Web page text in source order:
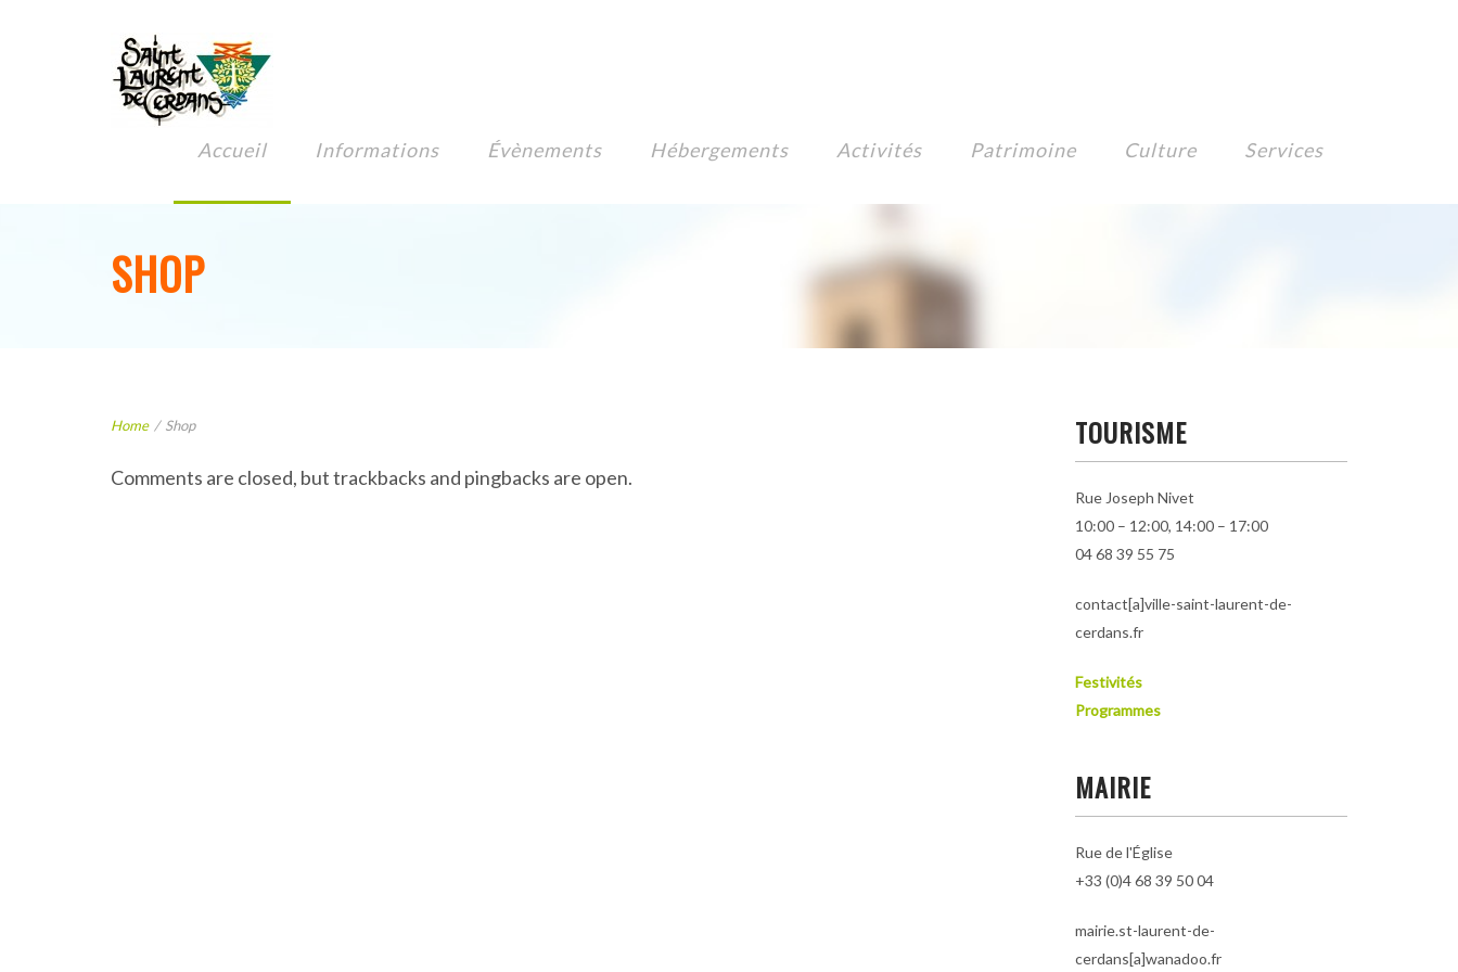
Accueil Informations Évènements Hébergements Activités Patrimoine Culture Services
SHOP
Home / Shop
Comments are closed, but trackbacks and pingbacks are open.
TOURISME
Rue Joseph Nivet
10:00 – 12:00, 14:00 – 17:00
04 68 39 55 75
contact[a]ville-saint-laurent-de-
cerdans.fr
Festivités
Programmes
MAIRIE
Rue de l'Église
+33 (0)4 68 39 50 04
mairie.st-laurent-de-
cerdans[a]wanadoo.fr